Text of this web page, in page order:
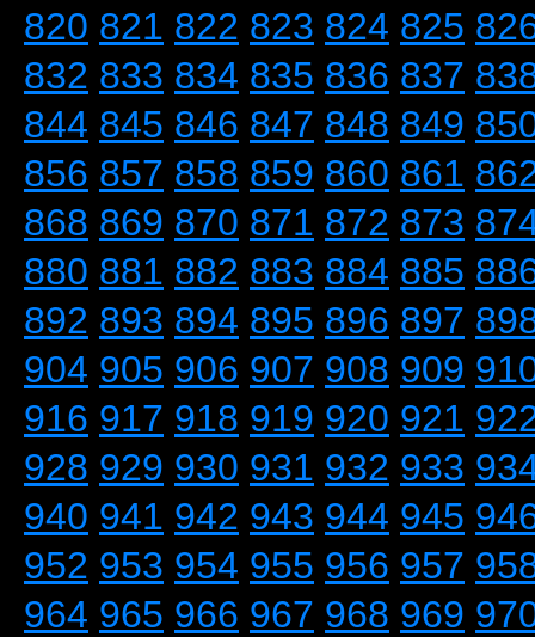
820 821 822 823 824 825
832 833 834 835 836 837
844 845 846 847 848 849
856 857 858 859 860 861
868 869 870 871 872 873
880 881 882 883 884 885
892 893 894 895 896 897
904 905 906 907 908 909
916 917 918 919 920 921
928 929 930 931 932 933
940 941 942 943 944 945
952 953 954 955 956 957
964 965 966 967 968 969